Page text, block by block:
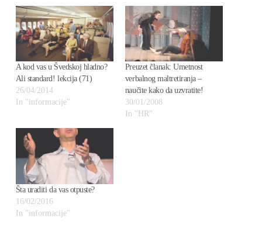
A kod vas u Švedskoj hladno?
Ali standard! lekcija (71)
26/04/2014
In "informacije"
Preuzet članak: Umetnost
verbalnog maltretiranja –
naučite kako da uzvratite!
30/01/2008
In "HR"
Šta uraditi da vas otpuste?
16/02/2016
In "informacije"